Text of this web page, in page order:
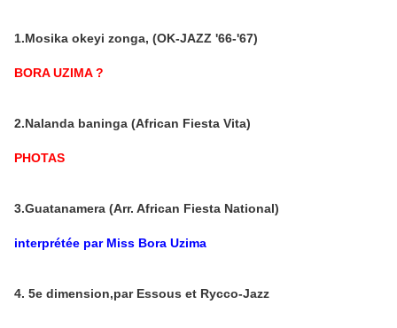
1.Mosika okeyi zonga, (OK-JAZZ '66-'67)
BORA UZIMA ?
2.Nalanda baninga (African Fiesta Vita)
PHOTAS
3.Guatanamera (Arr. African Fiesta National)
interprétée par Miss Bora Uzima
4. 5e dimension,par Essous et Rycco-Jazz